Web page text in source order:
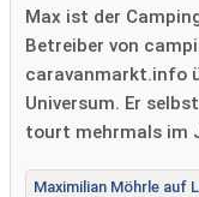
Max ist der
Betreiber von
caravanmarkt.info
Universum. Er
tourt mehrmals im
Maximilian Möhrle auf